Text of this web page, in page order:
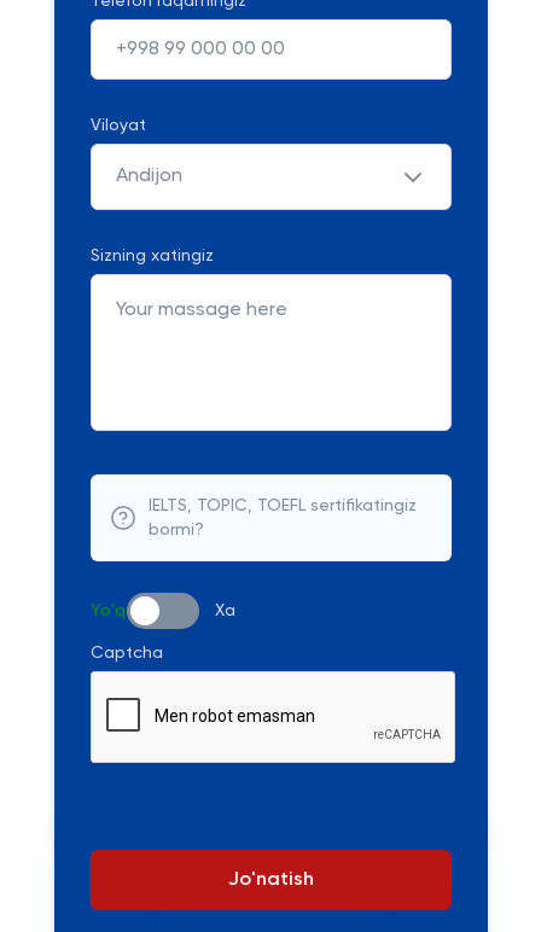
Viloyat
Andijon
Sizning xatingiz
IELTS, TOPIC, TOEFL sertifikatingiz
bormi?
Yo'q Xa
Captcha
Jo'natish